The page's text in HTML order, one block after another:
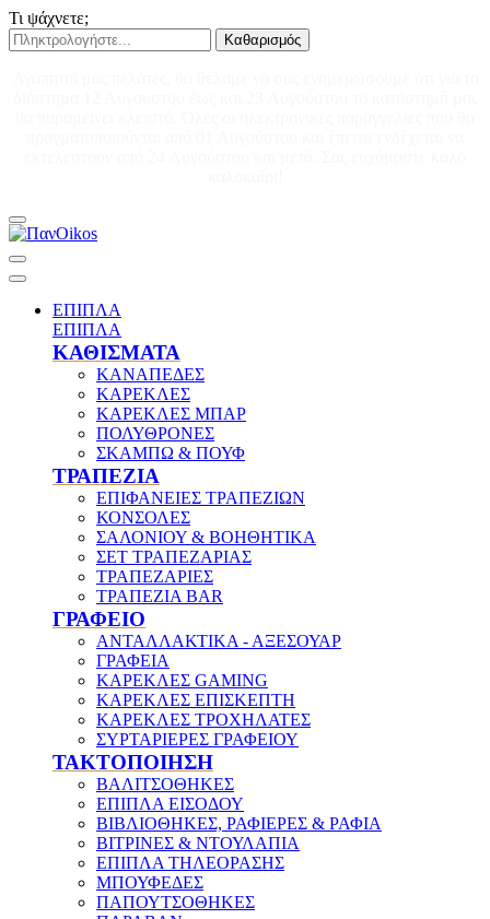
Τι ψάχνετε;
Καθαρισμός
ΕΠΙΠΛΑ
ΕΠΙΠΛΑ
ΚΑΘΙΣΜΑΤΑ
ΚΑΝΑΠΕΔΕΣ
ΚΑΡΕΚΛΕΣ
ΚΑΡΕΚΛΕΣ ΜΠΑΡ
ΠΟΛΥΘΡΟΝΕΣ
ΣΚΑΜΠΩ & ΠΟΥΦ
ΤΡΑΠΕΖΙΑ
ΕΠΙΦΑΝΕΙΕΣ ΤΡΑΠΕΖΙΩΝ
ΚΟΝΣΟΛΕΣ
ΣΑΛΟΝΙΟΥ & ΒΟΗΘΗΤΙΚΑ
ΣΕΤ ΤΡΑΠΕΖΑΡΙΑΣ
ΤΡΑΠΕΖΑΡΙΕΣ
ΤΡΑΠΕΖΙΑ BAR
ΓΡΑΦΕΙΟ
ΑΝΤΑΛΛΑΚΤΙΚΑ - ΑΞΕΣΟΥΑΡ
ΓΡΑΦΕΙΑ
ΚΑΡΕΚΛΕΣ GAMING
ΚΑΡΕΚΛΕΣ ΕΠΙΣΚΕΠΤΗ
ΚΑΡΕΚΛΕΣ ΤΡΟΧΗΛΑΤΕΣ
ΣΥΡΤΑΡΙΕΡΕΣ ΓΡΑΦΕΙΟΥ
ΤΑΚΤΟΠΟΙΗΣΗ
ΒΑΛΙΤΣΟΘΗΚΕΣ
ΕΠΙΠΛΑ ΕΙΣΟΔΟΥ
ΒΙΒΛΙΟΘΗΚΕΣ, ΡΑΦΙΕΡΕΣ & ΡΑΦΙΑ
ΒΙΤΡΙΝΕΣ & ΝΤΟΥΛΑΠΙΑ
ΕΠΙΠΛΑ ΤΗΛΕΟΡΑΣΗΣ
ΜΠΟΥΦΕΔΕΣ
ΠΑΠΟΥΤΣΟΘΗΚΕΣ